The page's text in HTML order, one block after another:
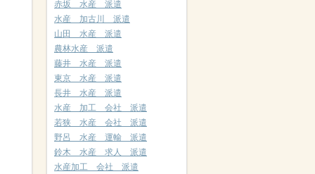
赤坂 水産 派遣
水産 加古川 派遣
山田 水産 派遣
農林水産 派遣
藤井 水産 派遣
東京 水産 派遣
長井 水産 派遣
水産 加工 会社 派遣
若狭 水産 会社 派遣
野呂 水産 運輸 派遣
鈴木 水産 求人 派遣
水産加工 会社 派遣